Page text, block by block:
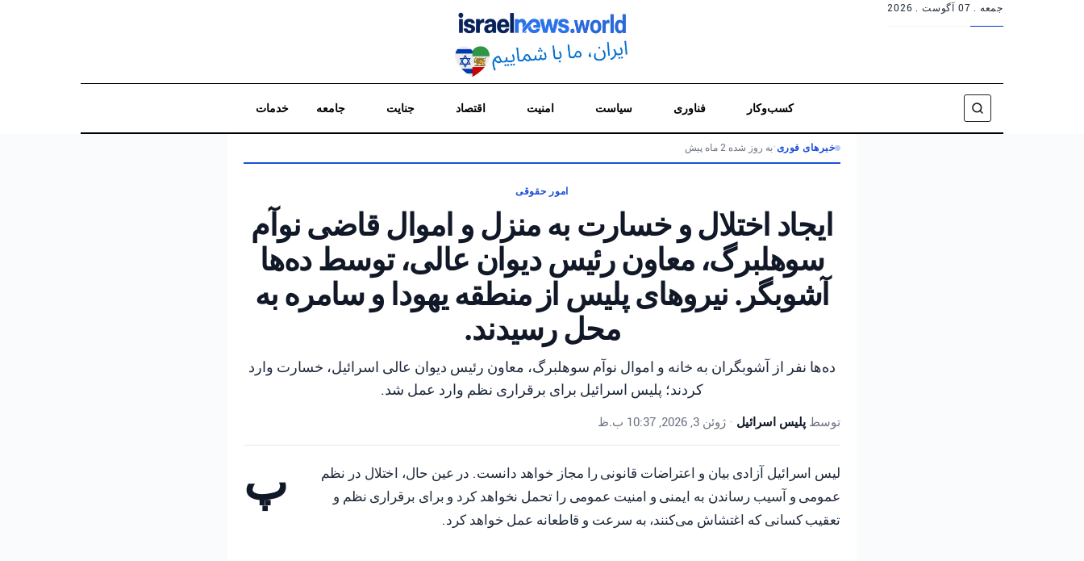
جمعه . 07 آگوست . 2026
کسب‌وکار فناوری سیاست امنیت اقتصاد جنایت جامعه خدمات
جستجو
خبرهای فوری•به روز شده 2 ماه پیش
امور حقوقی
ایجاد اختلال و خسارت به منزل و اموال قاضی نوآم
سوهلبرگ، معاون رئیس دیوان عالی، توسط ده‌ها
آشوبگر. نیروهای پلیس از منطقه یهودا و سامره به
محل رسیدند.
ده‌ها نفر از آشوبگران به خانه و اموال نوآم سوهلبرگ، معاون رئیس دیوان عالی اسرائیل، خسارت وارد
کردند؛ پلیس اسرائیل برای برقراری نظم وارد عمل شد.
توسط پلیس اسرائیل • ژوئن 3, 2026, 10:37 ب.ظ
پ
لیس اسرائیل آزادی بیان و اعتراضات قانونی را مجاز خواهد دانست. در عین حال، اختلال در نظم
عمومی و آسیب رساندن به ایمنی و امنیت عمومی را تحمل نخواهد کرد و برای برقراری نظم و
تعقیب کسانی که اغتشاش می‌کنند، به سرعت و قاطعانه عمل خواهد کرد.